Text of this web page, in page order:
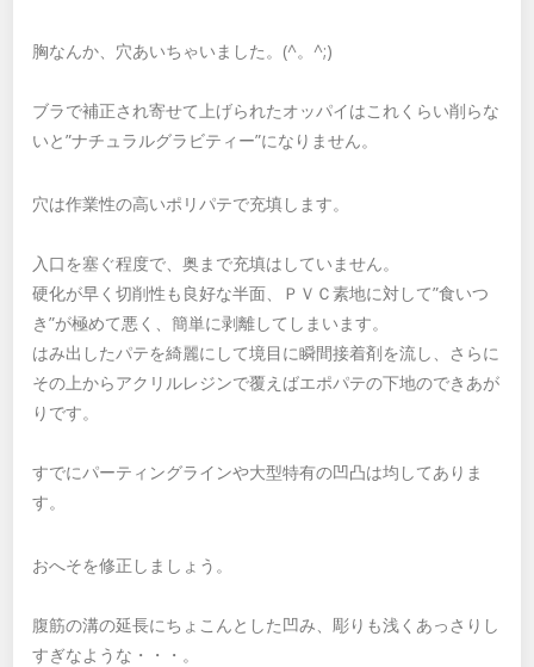
胸なんか、穴あいちゃいました。(^。^;)
ブラで補正され寄せて上げられたオッパイはこれくらい削らな
いと”ナチュラルグラビティー”になりません。
穴は作業性の高いポリパテで充填します。
入口を塞ぐ程度で、奥まで充填はしていません。
硬化が早く切削性も良好な半面、ＰＶＣ素地に対して”食いつ
き”が極めて悪く、簡単に剥離してしまいます。
はみ出したパテを綺麗にして境目に瞬間接着剤を流し、さらに
その上からアクリルレジンで覆えばエポパテの下地のできあが
りです。
すでにパーティングラインや大型特有の凹凸は均してありま
す。
おへそを修正しましょう。
腹筋の溝の延長にちょこんとした凹み、彫りも浅くあっさりし
すぎなような・・・。